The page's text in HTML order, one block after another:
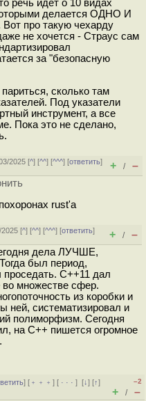
речь идёт о 10 видах
делается ОДНО И
про такую чехарду
не хочется - Страус сам
за "безопасную
сколько там
Под указатели
инструмент, а все
Пока это не сделано,
2025 [^] [^^] [^^^] [ответить]
+ / –
rust'а
[^] [^^] [^^^] [ответить]
+ / –
дела ЛУЧШЕ,
был период,
проседать. C++11 дал
во множестве сфер.
из коробки и
ней, систематизировал и
полиморфизм. Сегодня
на C++ пишется огромное
] [ ﹢﹢﹢] [ · · ·][↓] [↑]
–2
+ / –